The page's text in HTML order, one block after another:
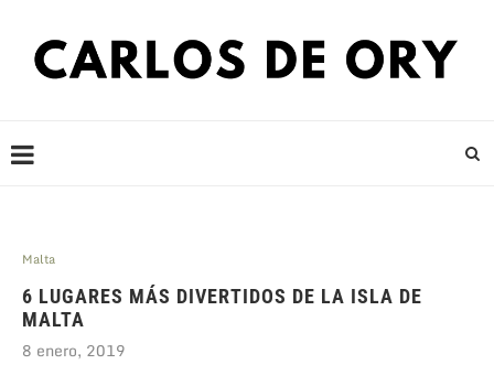
Malta
6 LUGARES MÁS DIVERTIDOS DE LA ISLA DE
MALTA
8 enero, 2019